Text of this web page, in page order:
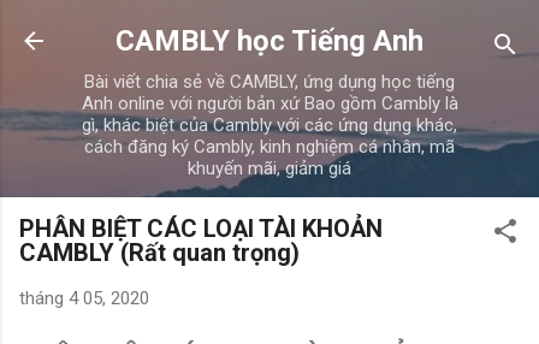
Chuyển đến nội dung chính
CAMBLY học Tiếng Anh
Bài viết chia sẻ về CAMBLY, ứng dụng học tiếng
Anh online với người bản xứ Bao gồm Cambly là
gì, khác biệt của Cambly với các ứng dụng khác,
cách đăng ký Cambly, kinh nghiệm cá nhân, mã
khuyến mãi, giảm giá
PHÂN BIỆT CÁC LOẠI TÀI KHOẢN
CAMBLY (Rất quan trọng)
tháng 4 05, 2020